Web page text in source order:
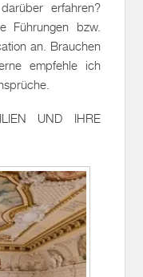
erfahren?
Führungen bzw.
an. Brauchen
empfehle ich
UND IHRE